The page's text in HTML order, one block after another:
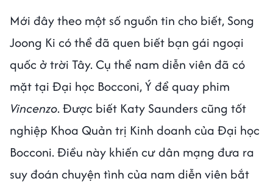
Mới đây theo một số nguồn tin cho biết, Song
Joong Ki có thể đã quen biết bạn gái ngoại
quốc ở trời Tây. Cụ thể nam diễn viên đã có
mặt tại Đại học Bocconi, Ý để quay phim
Vincenzo. Được biết Katy Saunders cũng tốt
nghiệp Khoa Quản trị Kinh doanh của Đại học
Bocconi. Điều này khiến cư dân mạng đưa ra
suy đoán chuyện tình của nam diễn viên bắt